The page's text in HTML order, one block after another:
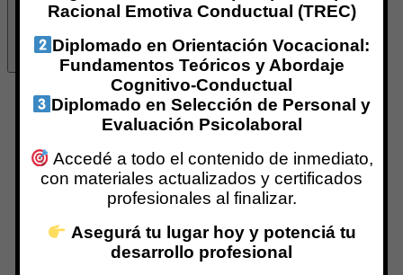
Inicio
¿Qué es Centro IPPC?
Nuestro Equipo
Marina Galimberti
Especializaciones con Aval Internacional
Programas de Certificación
Formación Virtual
Formación Presencial
Grupos de Supervisión
Racional Emotiva Conductual (TREC)
Diplomado en Orientación Vocacional:
Fundamentos Teóricos y Abordaje
Cognitivo-Conductual
Diplomado en Selección de Personal y
Evaluación Psicolaboral
Accedé a todo el contenido de inmediato,
con materiales actualizados y certificados
profesionales al finalizar.
Asegurá tu lugar hoy y potenciá tu
desarrollo profesional